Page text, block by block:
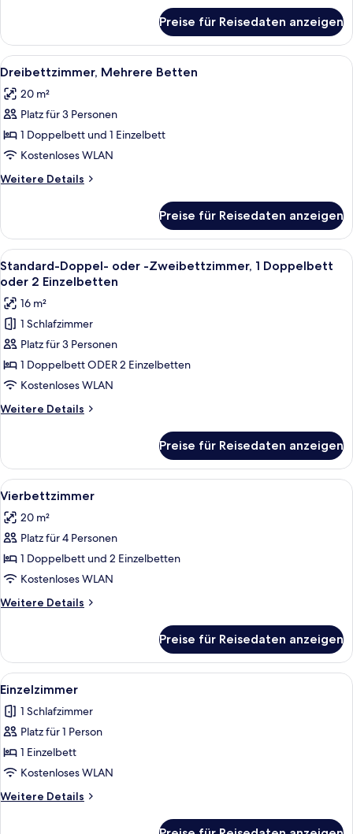
Preise für Reisedaten anzeigen
Alle
Fotos
für
Dreibettzimmer,
Mehrere
Betten
anzeigen
Ein Hotelzimmer mit zwei Betten,
6
Dreibettzimmer, Mehrere Betten
20 m²
Platz für 3 Personen
1 Doppelbett und 1 Einzelbett
Kostenloses WLAN
Weitere Details
Weitere
Mehrere
Betten
Preise für Reisedaten anzeigen
Alle
Fotos
für
Standard-
Doppel-
oder
-
Zweibettzimmer,
1
Doppelbett
2
Einzelbetten
anzeigen
Ein ordentlich gemachtes Bett mit
9
Standard-Doppel- oder -Zweibettzimmer, 1 Doppelbett
oder 2 Einzelbetten
16 m²
1 Schlafzimmer
Platz für 3 Personen
1 Doppelbett ODER 2 Einzelbetten
Kostenloses WLAN
Weitere Details
Weitere
Doppel-
oder
-
Doppelbett
2
Einzelbetten
Preise für Reisedaten anzeigen
Alle
Fotos
für
Vierbettzimmer
anzeigen
Ein Hotelzimmer mit zwei Betten,
11
Vierbettzimmer
20 m²
Platz für 4 Personen
1 Doppelbett und 2 Einzelbetten
Kostenloses WLAN
Weitere Details
Weitere
Preise für Reisedaten anzeigen
Alle
Fotos
für
Einzelzimmer
anzeigen
Ein ordentlich gemachtes Bett mit
8
Einzelzimmer
1 Schlafzimmer
Platz für 1 Person
1 Einzelbett
Kostenloses WLAN
Weitere Details
Weitere